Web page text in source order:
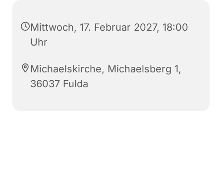
Mittwoch, 17. Februar 2027, 18:00
Uhr
Michaelskirche, Michaelsberg 1,
36037 Fulda